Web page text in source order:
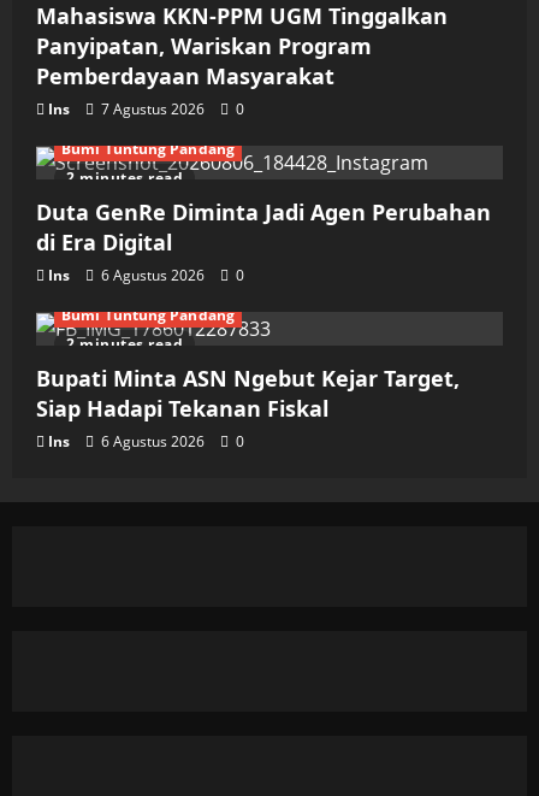
Mahasiswa KKN-PPM UGM Tinggalkan
Panyipatan, Wariskan Program
Pemberdayaan Masyarakat
Ins 7 Agustus 2026 0
2 minutes read
Bumi Tuntung Pandang
Duta GenRe Diminta Jadi Agen Perubahan
di Era Digital
Ins 6 Agustus 2026 0
2 minutes read
Bumi Tuntung Pandang
Bupati Minta ASN Ngebut Kejar Target,
Siap Hadapi Tekanan Fiskal
Ins 6 Agustus 2026 0